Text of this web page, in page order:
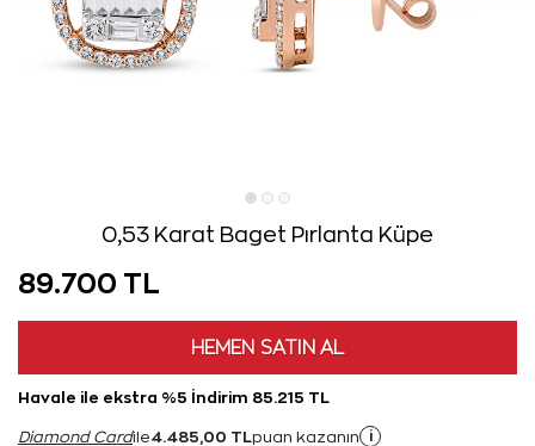
0,53 Karat Baget Pırlanta Küpe
89.700 TL
HEMEN SATIN AL
Havale ile ekstra %5 İndirim 85.215 TL
Diamond Cardile4.485,00 TL puan kazanın i